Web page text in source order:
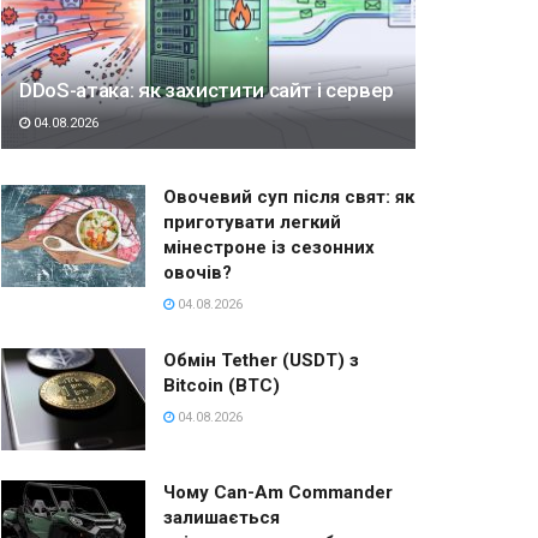
DDoS-атака: як захистити сайт і сервер
04.08.2026
Овочевий суп після свят: як
приготувати легкий
мінестроне із сезонних
овочів?
04.08.2026
Обмін Tether (USDT) з
Bitcoin (BTC)
04.08.2026
Чому Can-Am Commander
залишається